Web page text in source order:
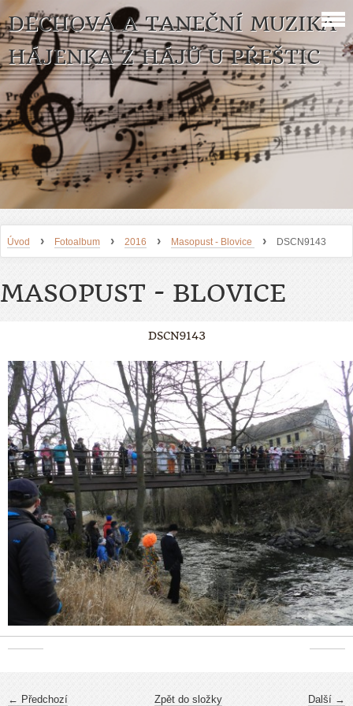
DECHOVÁ A TANEČNÍ MUZIKA
HÁJENKA Z HÁJŮ U PŘEŠTIC
Úvod › Fotoalbum › 2016 › Masopust - Blovice › DSCN9143
MASOPUST - BLOVICE
DSCN9143
← Předchozí Další →
Zpět do složky